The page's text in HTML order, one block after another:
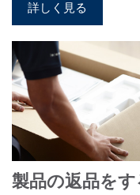
詳しく見る
製品の返品をす